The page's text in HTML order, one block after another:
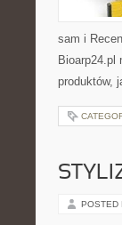
sam i
Bioarp24.pl
produktów,
POSTED